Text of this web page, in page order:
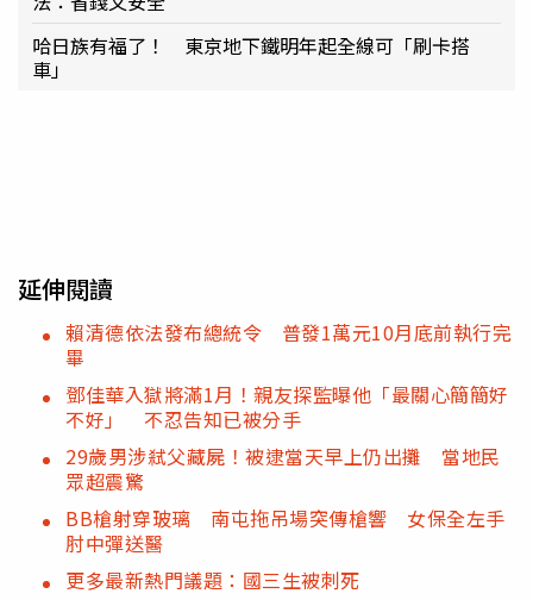
哈日族有福了！ 東京地下鐵明年起全線可「刷卡搭
車」
延伸閱讀
賴清德依法發布總統令 普發1萬元10月底前執行完
畢
鄧佳華入獄將滿1月！親友探監曝他「最關心簡簡好
不好」 不忍告知已被分手
29歲男涉弒父藏屍！被逮當天早上仍出攤 當地民
眾超震驚
BB槍射穿玻璃 南屯拖吊場突傳槍響 女保全左手
肘中彈送醫
更多最新熱門議題：國三生被刺死